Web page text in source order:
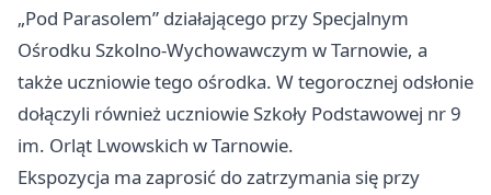
„Pod Parasolem” działającego przy Specjalnym
Ośrodku Szkolno-Wychowawczym w Tarnowie, a
także uczniowie tego ośrodka. W tegorocznej odsłonie
dołączyli również uczniowie Szkoły Podstawowej nr 9
im. Orląt Lwowskich w Tarnowie.
Ekspozycja ma zaprosić do zatrzymania się przy